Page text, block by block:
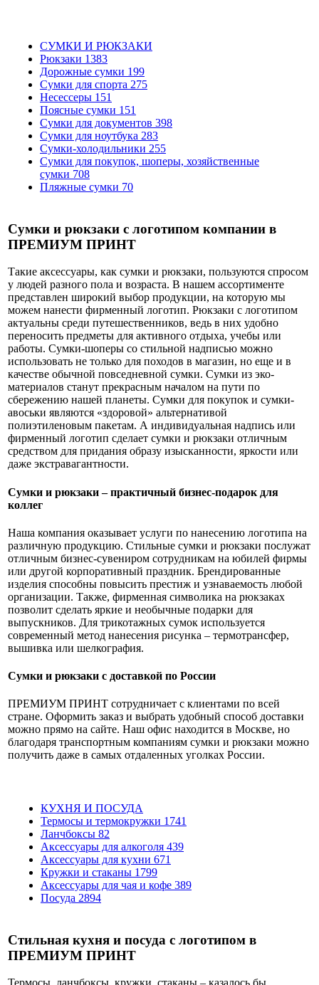
СУМКИ И РЮКЗАКИ
Рюкзаки 1383
Дорожные сумки 199
Сумки для спорта 275
Несессеры 151
Поясные сумки 151
Сумки для документов 398
Сумки для ноутбука 283
Сумки-холодильники 255
Сумки для покупок, шоперы, хозяйственные
сумки 708
Пляжные сумки 70
Сумки и рюкзаки с логотипом компании в
ПРЕМИУМ ПРИНТ
Такие аксессуары, как сумки и рюкзаки, пользуются спросом
у людей разного пола и возраста. В нашем ассортименте
представлен широкий выбор продукции, на которую мы
можем нанести фирменный логотип. Рюкзаки с логотипом
актуальны среди путешественников, ведь в них удобно
переносить предметы для активного отдыха, учебы или
работы. Сумки-шоперы со стильной надписью можно
использовать не только для походов в магазин, но еще и в
качестве обычной повседневной сумки. Сумки из эко-
материалов станут прекрасным началом на пути по
сбережению нашей планеты. Сумки для покупок и сумки-
авоськи являются «здоровой» альтернативой
полиэтиленовым пакетам. А индивидуальная надпись или
фирменный логотип сделает сумки и рюкзаки отличным
средством для придания образу изысканности, яркости или
даже экстравагантности.
Сумки и рюкзаки – практичный бизнес-подарок для
коллег
Наша компания оказывает услуги по нанесению логотипа на
различную продукцию. Стильные сумки и рюкзаки послужат
отличным бизнес-сувениром сотрудникам на юбилей фирмы
или другой корпоративный праздник. Брендированные
изделия способны повысить престиж и узнаваемость любой
организации. Также, фирменная символика на рюкзаках
позволит сделать яркие и необычные подарки для
выпускников. Для трикотажных сумок используется
современный метод нанесения рисунка – термотрансфер,
вышивка или шелкография.
Сумки и рюкзаки с доставкой по России
ПРЕМИУМ ПРИНТ сотрудничает с клиентами по всей
стране. Оформить заказ и выбрать удобный способ доставки
можно прямо на сайте. Наш офис находится в Москве, но
благодаря транспортным компаниям сумки и рюкзаки можно
получить даже в самых отдаленных уголках России.
КУХНЯ И ПОСУДА
Термосы и термокружки 1741
Ланчбоксы 82
Аксессуары для алкоголя 439
Аксессуары для кухни 671
Кружки и стаканы 1799
Аксессуары для чая и кофе 389
Посуда 2894
Стильная кухня и посуда с логотипом в
ПРЕМИУМ ПРИНТ